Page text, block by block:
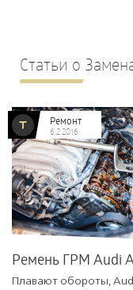
Статьи о
Ремонт
6.2.2016
Ремень ГРМ Audi
Плавают обороты,